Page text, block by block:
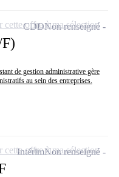
de gestion administrative gère
au sein des entreprises.
CDDNon renseigné
cette offre à ma sélection
IntérimNon renseigné
cette offre à ma sélection